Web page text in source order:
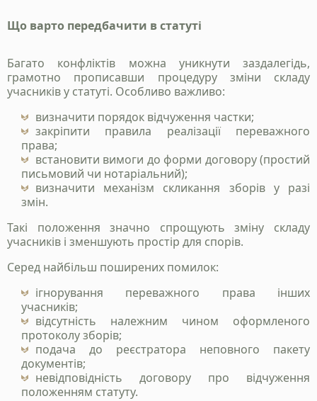
Що варто передбачити в статуті
Багато конфліктів можна уникнути заздалегідь,
грамотно прописавши процедуру зміни складу
учасників у статуті. Особливо важливо:
визначити порядок відчуження частки;
закріпити правила реалізації переважного
права;
встановити вимоги до форми договору (простий
письмовий чи нотаріальний);
визначити механізм скликання зборів у разі
змін.
Такі положення значно спрощують зміну складу
учасників і зменшують простір для спорів.
Серед найбільш поширених помилок:
ігнорування переважного права інших
учасників;
відсутність належним чином оформленого
протоколу зборів;
подача до реєстратора неповного пакету
документів;
невідповідність договору про відчуження
положенням статуту.